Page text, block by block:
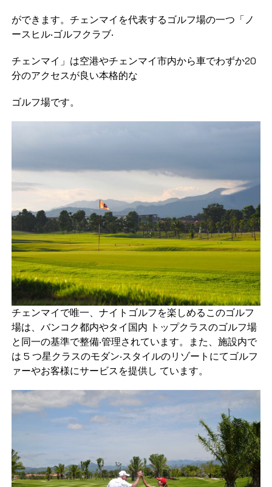
ができます。チェンマイを代表するゴルフ場の一つ「ノ
ースヒル‧ゴルフクラブ‧
チェンマイ」は空港やチェンマイ市内から車でわずか20
分のアクセスが良い本格的な
ゴルフ場です。
チェンマイで唯一、ナイトゴルフを楽しめるこのゴルフ
場は、バンコク都内やタイ国内 トップクラスのゴルフ場
と同一の基準で整備‧管理されています。また、施設内で
は 5 つ星クラスのモダン‧スタイルのリゾートにてゴルフ
ァーやお客様にサービスを提供し ています。